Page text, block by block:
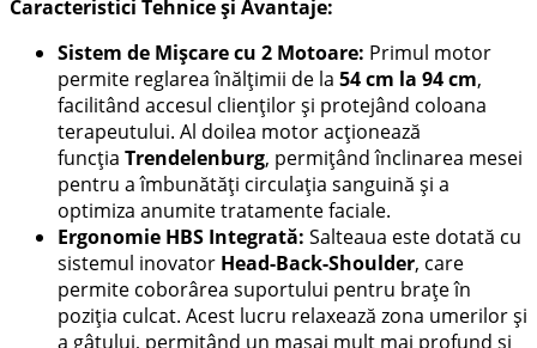
Caracteristici Tehnice și Avantaje:
Sistem de Mișcare cu 2 Motoare: Primul motor
permite reglarea înălțimii de la 54 cm la 94 cm,
facilitând accesul clienților și protejând coloana
terapeutului. Al doilea motor acționează
funcția Trendelenburg, permițând înclinarea mesei
pentru a îmbunătăți circulația sanguină și a
optimiza anumite tratamente faciale.
Ergonomie HBS Integrată: Salteaua este dotată cu
sistemul inovator Head-Back-Shoulder, care
permite coborârea suportului pentru brațe în
poziția culcat. Acest lucru relaxează zona umerilor și
a gâtului, permițând un masaj mult mai profund și